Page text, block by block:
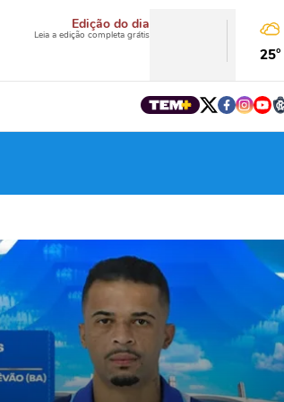
Edição do dia
Leia a edição completa grátis
25°